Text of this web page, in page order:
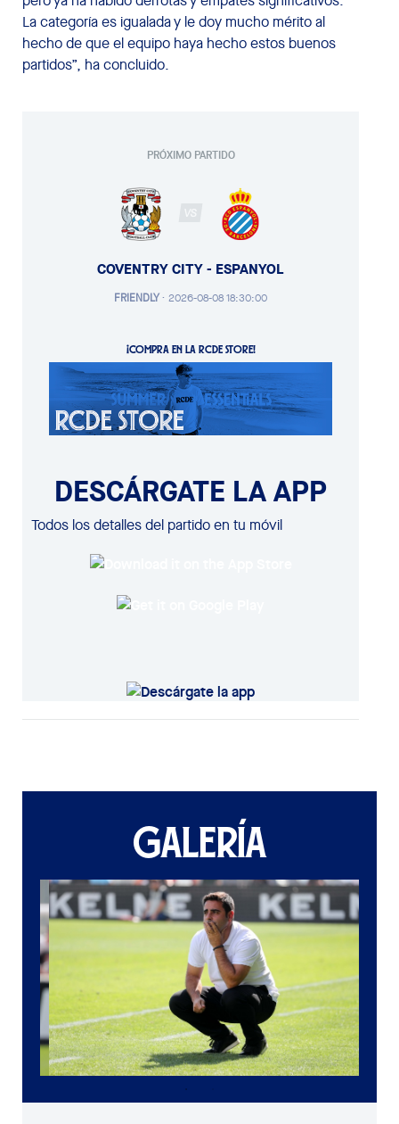
La categoría es igualada y le doy mucho mérito al
hecho de que el equipo haya hecho estos buenos
partidos”, ha concluido.
PRÓXIMO PARTIDO
VS
COVENTRY CITY - ESPANYOL
FRIENDLY· 2026-08-08 18:30:00
¡COMPRA EN LA RCDE STORE!
DESCÁRGATE LA APP
Todos los detalles del partido en tu móvil
GALERÍA